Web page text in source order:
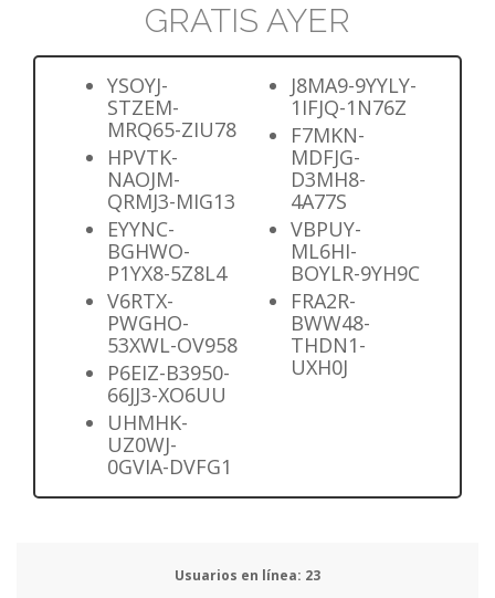
GRATIS AYER
YSOYJ-
STZEM-
MRQ65-ZIU78
HPVTK-
NAOJM-
QRMJ3-MIG13
EYYNC-
BGHWO-
P1YX8-5Z8L4
V6RTX-
PWGHO-
53XWL-OV958
P6EIZ-B3950-
66JJ3-XO6UU
UHMHK-
UZ0WJ-
0GVIA-DVFG1
J8MA9-9YYLY-
1IFJQ-1N76Z
F7MKN-
MDFJG-
D3MH8-
4A77S
VBPUY-
ML6HI-
BOYLR-9YH9C
FRA2R-
BWW48-
THDN1-
UXH0J
Usuarios en línea: 26